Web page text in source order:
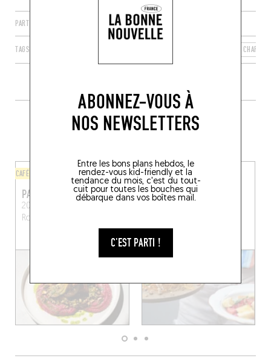
ABONNEZ-VOUS À
NOS NEWSLETTERS
Entre les bons plans hebdos, le
rendez-vous kid-friendly et la
tendance du mois, c'est du tout-
cuit pour toutes les bouches qui
débarque dans vos boîtes mail.
C'EST PARTI !
PARTAGER
TAGS
PLUS DE TABLES DE GENRE À
CAFÉ
PARADOX CAFÉ
20 Quai Maubec
Rochelle (17000)
BISTROT
APERTA